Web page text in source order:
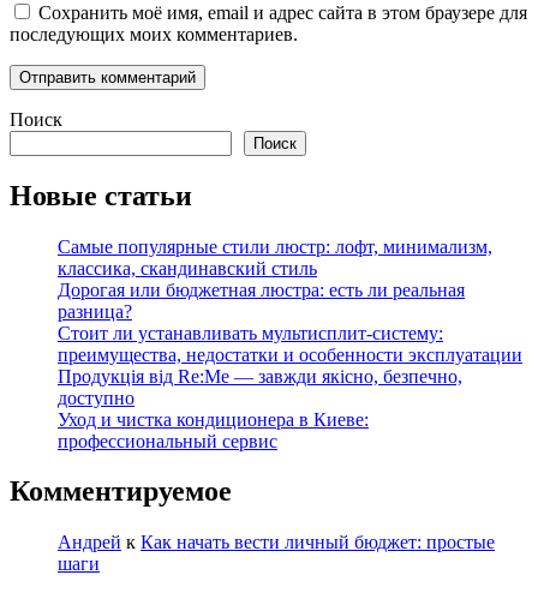
Сохранить моё имя, email и адрес сайта в этом браузере для
последующих моих комментариев.
Поиск
Поиск
Новые статьи
Самые популярные стили люстр: лофт, минимализм,
классика, скандинавский стиль
Дорогая или бюджетная люстра: есть ли реальная
разница?
Стоит ли устанавливать мультисплит-систему:
преимущества, недостатки и особенности эксплуатации
Продукція від Re:Me — завжди якісно, безпечно,
доступно
Уход и чистка кондиционера в Киеве:
профессиональный сервис
Комментируемое
Андрей к Как начать вести личный бюджет: простые
шаги